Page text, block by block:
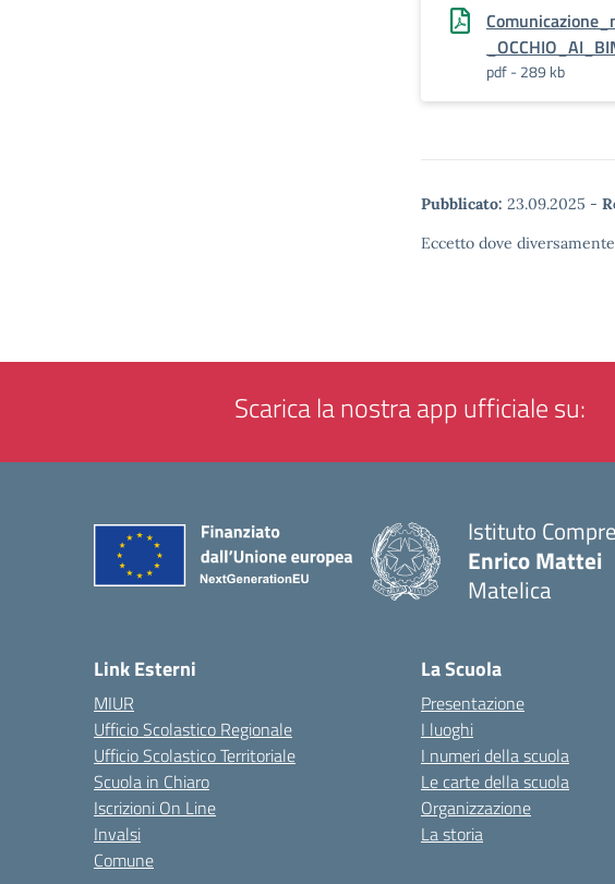
pdf - 289 kb
Pubblicato: 23.09.2025 -
Eccetto dove
Scarica la nostra app ufficiale su:
Istituto
Enrico Mattei
Matelica
Link Esterni
MIUR
Ufficio Scolastico Regionale
Ufficio Scolastico Territoriale
Scuola in Chiaro
Iscrizioni On Line
Invalsi
Comune
La Scuola
Presentazione
I luoghi
I numeri della scuola
Le carte della scuola
Organizzazione
La storia